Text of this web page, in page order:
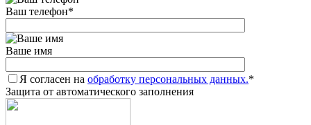
Ваш телефон*
Ваше имя
Я согласен на обработку персональных данных.*
Защита от автоматического заполнения